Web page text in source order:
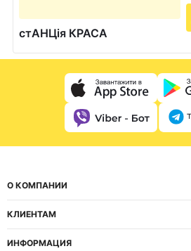
стАНЦія КРАСА
О КОМПАНИИ
КЛИЕНТАМ
ИНФОРМАЦИЯ